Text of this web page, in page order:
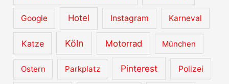
Google Hotel Instagram Karneval
Katze Köln Motorrad München
Ostern Parkplatz Pinterest Polizei